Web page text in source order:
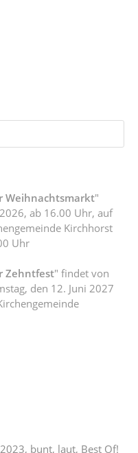
Weihnachtsmarkt"
ab 16.00 Uhr, auf
Kirchhorst
Uhr
Zehntfest" findet von
den 12. Juni 2027
bunt, laut, Best Of!